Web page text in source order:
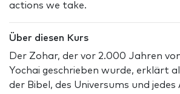
actions we take.
Über diesen Kurs
Der Zohar, der vor 2.000 Jahren
Yochai geschrieben wurde, erklärt
der Bibel, des Universums und jedes